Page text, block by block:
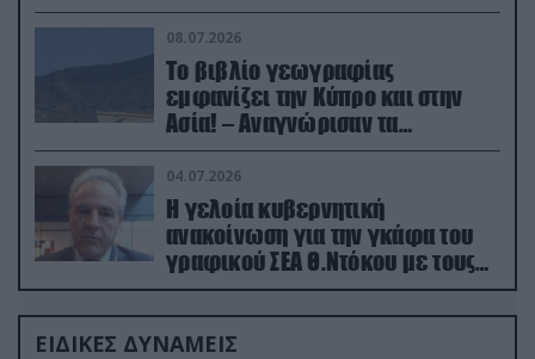
08.07.2026
Το βιβλίο γεωγραφίας
εμφανίζει την Κύπρο και στην
Ασία! – Αναγνώρισαν τα
κατεχόμενα; (φωτο)
04.07.2026
Η γελοία κυβερνητική
ανακοίνωση για την γκάφα του
γραφικού ΣΕΑ Θ.Ντόκου με τους
Ρώσους φαρσέρ
ΕΙΔΙΚΕΣ ΔΥΝΑΜΕΙΣ